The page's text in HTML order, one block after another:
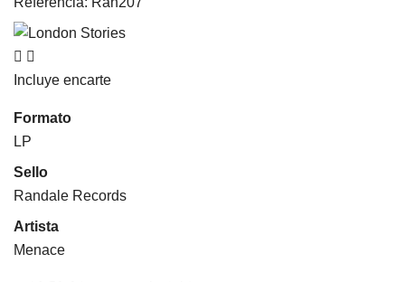
 
Incluye encarte
Formato
LP
Sello
Randale Records
Artista
Menace